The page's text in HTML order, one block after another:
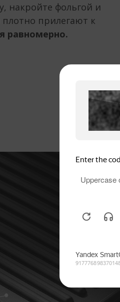
накройте фольгой и
прилегают к
равномерно.